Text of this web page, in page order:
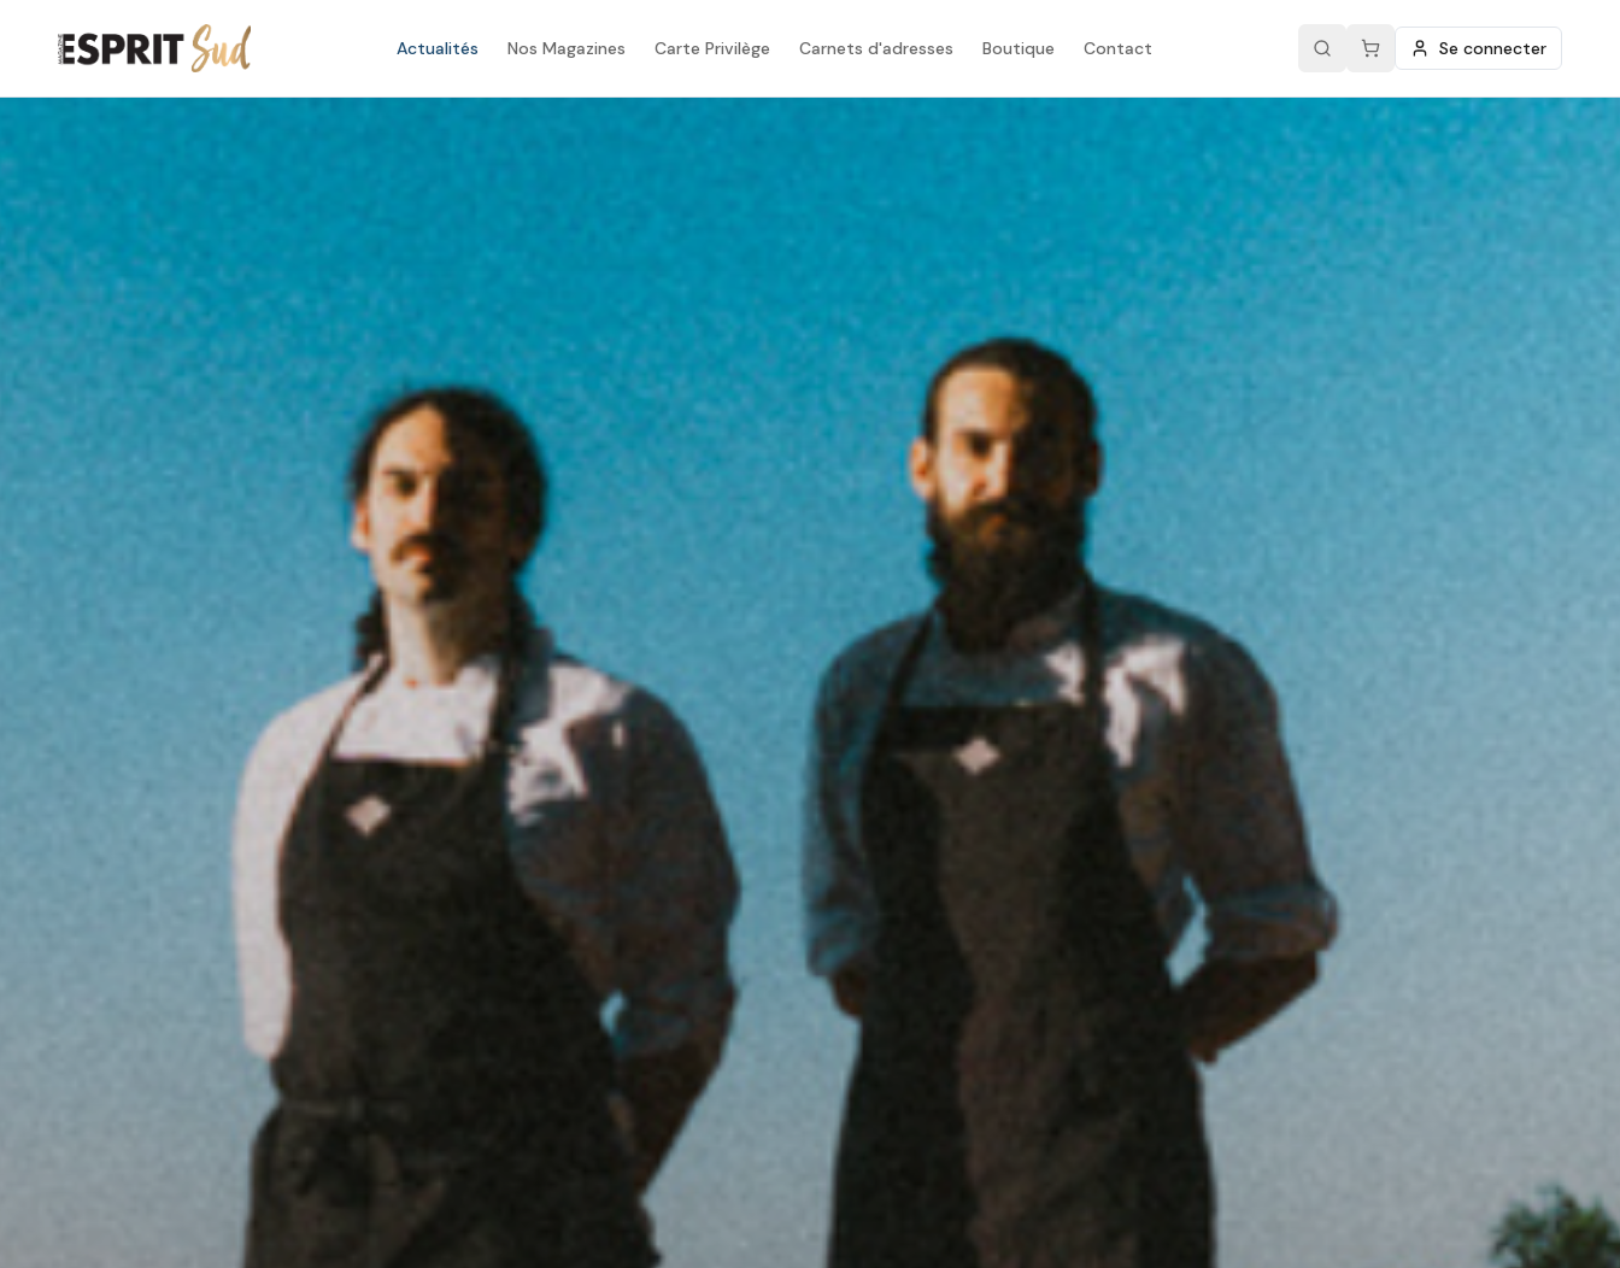
Actualités Nos Magazines Carte Privilège Carnets d'adresses Boutique Contact Se connecter